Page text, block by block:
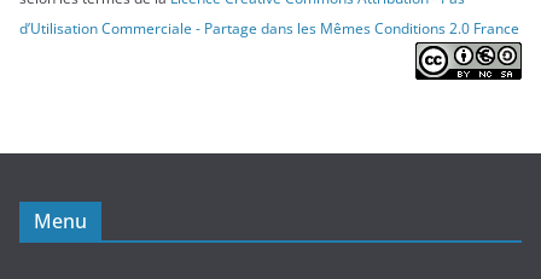
d’Utilisation Commerciale - Partage dans les Mêmes Conditions 2.0 France
Menu